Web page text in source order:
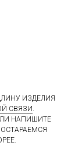
ИЗДЕЛИЯ
СВЯЗИ.
НАПИШИТЕ